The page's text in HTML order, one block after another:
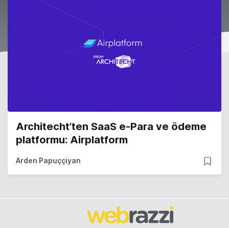
Architecht’ten SaaS e-Para ve ödeme
platformu: Airplatform
Arden Papuççiyan